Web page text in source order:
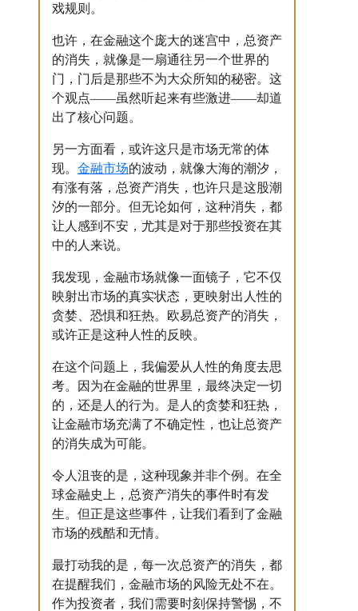
戏规则。
也许，在金融这个庞大的迷宫中，总资产
的消失，就像是一扇通往另一个世界的
门，门后是那些不为大众所知的秘密。这
个观点——虽然听起来有些激进——却道
出了核心问题。
另一方面看，或许这只是市场无常的体
现。 金融市场的波动，就像大海的潮汐，
有涨有落，总资产消失，也许只是这股潮
汐的一部分。但无论如何，这种消失，都
让人感到不安，尤其是对于那些投资在其
中的人来说。
我发现，金融市场就像一面镜子，它不仅
映射出市场的真实状态，更映射出人性的
贪婪、恐惧和狂热。欧易总资产的消失，
或许正是这种人性的反映。
在这个问题上，我偏爱从人性的角度去思
考。因为在金融的世界里，最终决定一切
的，还是人的行为。是人的贪婪和狂热，
让金融市场充满了不确定性，也让总资产
的消失成为可能。
令人沮丧的是，这种现象并非个例。在全
球金融史上，总资产消失的事件时有发
生。但正是这些事件，让我们看到了金融
市场的残酷和无情。
最打动我的是，每一次总资产的消失，都
在提醒我们，金融市场的风险无处不在。
作为投资者，我们需要时刻保持警惕，不